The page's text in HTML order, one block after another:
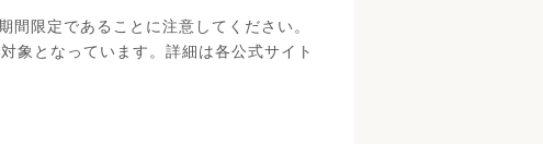
間限定であることに注意してください。
象となっています。詳細は各公式サイト